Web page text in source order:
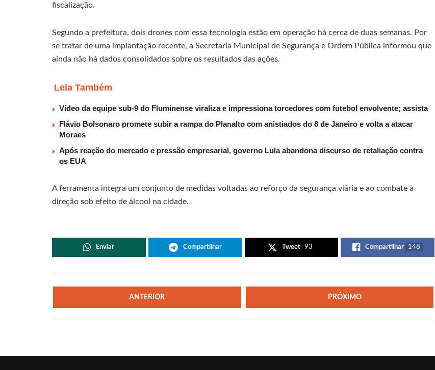
fiscalização.
Segundo a prefeitura, dois drones com essa tecnologia estão em operação há cerca de duas semanas. Por
se tratar de uma implantação recente, a Secretaria Municipal de Segurança e Ordem Pública informou que
ainda não há dados consolidados sobre os resultados das ações.
Leia Também
Vídeo da equipe sub-9 do Fluminense viraliza e impressiona torcedores com futebol envolvente; assista
Flávio Bolsonaro promete subir a rampa do Planalto com anistiados do 8 de Janeiro e volta a atacar
Moraes
Após reação do mercado e pressão empresarial, governo Lula abandona discurso de retaliação contra
os EUA
A ferramenta integra um conjunto de medidas voltadas ao reforço da segurança viária e ao combate à
direção sob efeito de álcool na cidade.
Enviar Compartilhar Tweet 93 Compartilhar 148
ANTERIOR PRÓXIMO